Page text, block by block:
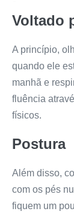
Voltado
A princípio,
quando ele
manhã e
fluência
físicos.
Postura
Além disso,
com os pés
fiquem um